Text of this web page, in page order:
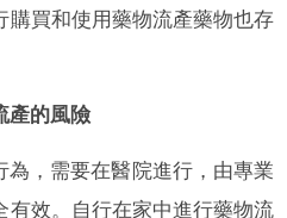
購買和使用藥物流產藥物也存
產的風險
為，需要在醫院進行，由專業
有效。自行在家中進行藥物流